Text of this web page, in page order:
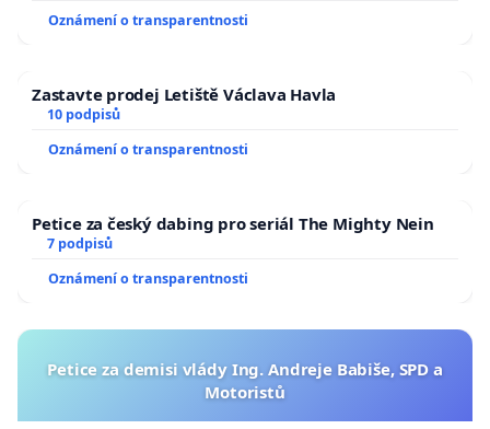
Oznámení o transparentnosti
Zastavte prodej Letiště Václava Havla
10 podpisů
Oznámení o transparentnosti
Petice za český dabing pro seriál The Mighty Nein
7 podpisů
Oznámení o transparentnosti
Petice za demisi vlády Ing. Andreje Babiše, SPD a
Motoristů